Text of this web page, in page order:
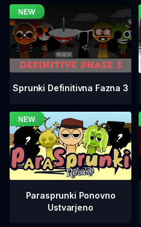
Sprunki Definitivna Fazna 3
Parasprunki Ponovno
Ustvarjeno